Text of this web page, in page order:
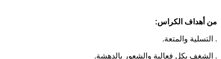
من أهداف الكراس:
. التسلية والمتعة.
. الشغف بكل فعالية والشعور بالدهشة.